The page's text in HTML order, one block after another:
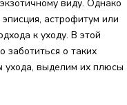
виду. Однако
астрофитум или
к уходу. В этой
заботиться о таких
ухода, выделим их плюсы